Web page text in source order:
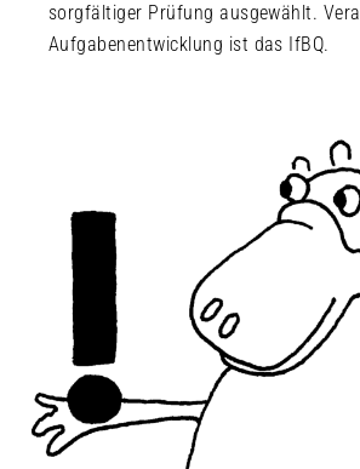
sorgfältiger Prüfung ausgewählt.
Aufgabenentwicklung ist das IfBQ.